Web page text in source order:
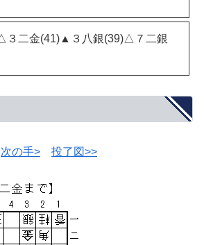
３二金(41)▲３八銀(39)△７二銀
次の手> 投了図>>